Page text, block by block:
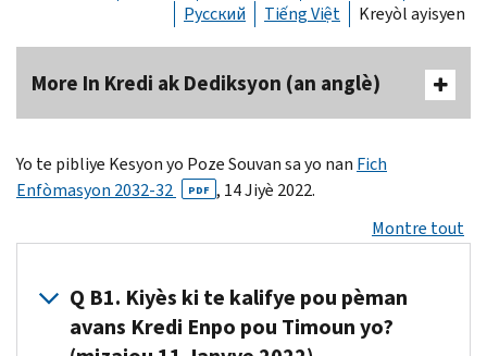
Русский
Tiếng Việt Kreyòl ayisyen
More In Kredi ak Dediksyon (an anglè)
Yo te pibliye Kesyon yo Poze Souvan sa yo nan Fich
Enfòmasyon 2032-32
PDF , 14 Jiyè 2022.
Montre tout
Q B1. Kiyès ki te kalifye pou pèman
avans Kredi Enpo pou Timoun yo?